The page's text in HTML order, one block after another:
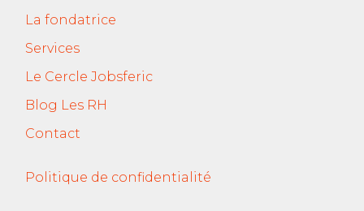
La fondatrice
Services
Le Cercle Jobsferic
Blog Les RH
Contact
Politique de confidentialité